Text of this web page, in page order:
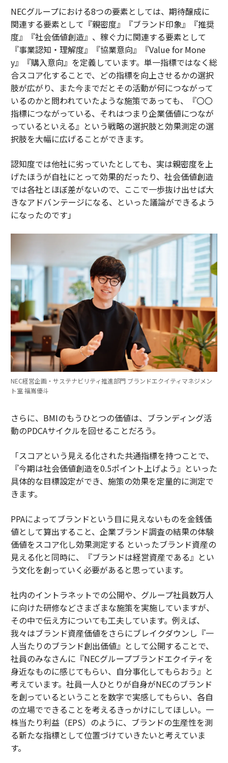
NECグループにおける8つの要素としては、期待醸成に
関連する要素として『親密度』『ブランド印象』『推奨
度』『社会価値創造』、稼ぐ力に関連する要素として
『事業認知・理解度』『協業意向』『Value for Mone
y』『購入意向』を定義しています。単一指標ではなく総
合スコア化することで、どの指標を向上させるかの選択
肢が広がり、また今までだとその活動が何につながって
いるのかと問われていたような施策であっても、『〇〇
指標につながっている、それはつまり企業価値につなが
っているといえる』という戦略の選択肢と効果測定の選
択肢を大幅に広げることができます。
認知度では他社に劣っていたとしても、実は親密度を上
げたほうが自社にとって効果的だったり、社会価値創造
では各社とほぼ差がないので、ここで一歩抜け出せば大
きなアドバンテージになる、といった議論ができるよう
になったのです」
NEC経営企画・サステナビリティ推進部門 ブランドエクイティマネジメン
ト室 福嶌優斗
さらに、BMIのもうひとつの価値は、ブランディング活
動のPDCAサイクルを回せることだろう。
「スコアという見える化された共通指標を持つことで、
『今期は社会価値創造を0.5ポイント上げよう』といった
具体的な目標設定ができ、施策の効果を定量的に測定で
きます。
PPAによってブランドという目に見えないものを金銭価
値として算出すること、企業ブランド調査の結果の体験
価値をスコア化し効果測定する といったブランド資産の
見える化と同時に、『ブランドは経営資産である』とい
う文化を創っていく必要があると思っています。
社内のイントラネットでの公開や、グループ社員数万人
に向けた研修などさまざまな施策を実施していますが、
その中で伝え方についても工夫しています。例えば、
我々はブランド資産価値をさらにブレイクダウンし『一
人当たりのブランド創出価値』として公開することで、
社員のみなさんに『NECグループブランドエクイティを
身近なものに感じてもらい、自分事化してもらおう』と
考えています。社員一人ひとりが自身がNECのブランド
を創っているということを数字で実感してもらい、各自
の立場でできることを考えるきっかけにしてほしい。一
株当たり利益（EPS）のように、ブランドの生産性を測
る新たな指標として位置づけていきたいと考えていま
す。